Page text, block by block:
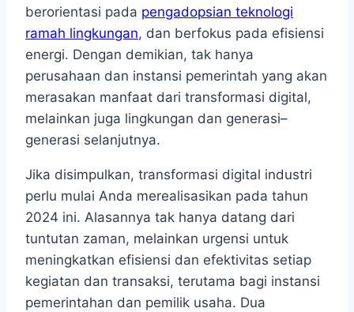
berorientasi pada pengadopsian teknologi
ramah lingkungan, dan berfokus pada efisiensi
energi. Dengan demikian, tak hanya
perusahaan dan instansi pemerintah yang akan
merasakan manfaat dari transformasi digital,
melainkan juga lingkungan dan generasi–
generasi selanjutnya.
Jika disimpulkan, transformasi digital industri
perlu mulai Anda merealisasikan pada tahun
2024 ini. Alasannya tak hanya datang dari
tuntutan zaman, melainkan urgensi untuk
meningkatkan efisiensi dan efektivitas setiap
kegiatan dan transaksi, terutama bagi instansi
pemerintahan dan pemilik usaha. Dua